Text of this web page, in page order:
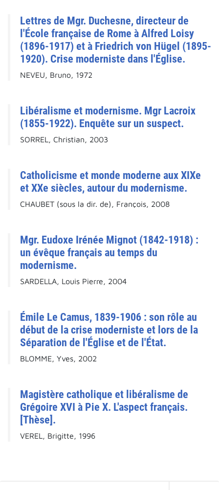
Lettres de Mgr. Duchesne, directeur de
l'École française de Rome à Alfred Loisy
(1896-1917) et à Friedrich von Hügel (1895-
1920). Crise moderniste dans l'Église.
NEVEU, Bruno, 1972
Libéralisme et modernisme. Mgr Lacroix
(1855-1922). Enquête sur un suspect.
SORREL, Christian, 2003
Catholicisme et monde moderne aux XIXe
et XXe siècles, autour du modernisme.
CHAUBET (sous la dir. de), François, 2008
Mgr. Eudoxe Irénée Mignot (1842-1918) :
un évêque français au temps du
modernisme.
SARDELLA, Louis Pierre, 2004
Émile Le Camus, 1839-1906 : son rôle au
début de la crise moderniste et lors de la
Séparation de l'Église et de l'État.
BLOMME, Yves, 2002
Magistère catholique et libéralisme de
Grégoire XVI à Pie X. L'aspect français.
[Thèse].
VEREL, Brigitte, 1996